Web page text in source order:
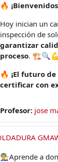
🔥
Hoy inician un
inspección de
garantizar
proceso.
🔥 ¡El futuro
certificar con
Profesor: jose
👨‍🏭Aprende a